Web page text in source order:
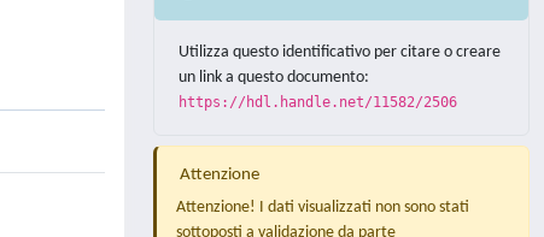
Utilizza questo identificativo per citare o creare
un link a questo documento:
https://hdl.handle.net/11582/2506
Attenzione
Attenzione! I dati visualizzati non sono stati
sottoposti a validazione da parte